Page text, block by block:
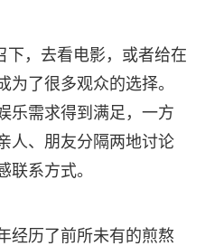
下，去看电影，或者给在
为了很多观众的选择。
乐需求得到满足，一方
人、朋友分隔两地讨论
联系方式。
经历了前所未有的煎熬